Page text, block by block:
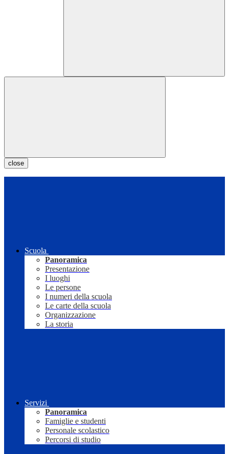
close
Scuola
Panoramica
Presentazione
I luoghi
Le persone
I numeri della scuola
Le carte della scuola
Organizzazione
La storia
Servizi
Panoramica
Famiglie e studenti
Personale scolastico
Percorsi di studio